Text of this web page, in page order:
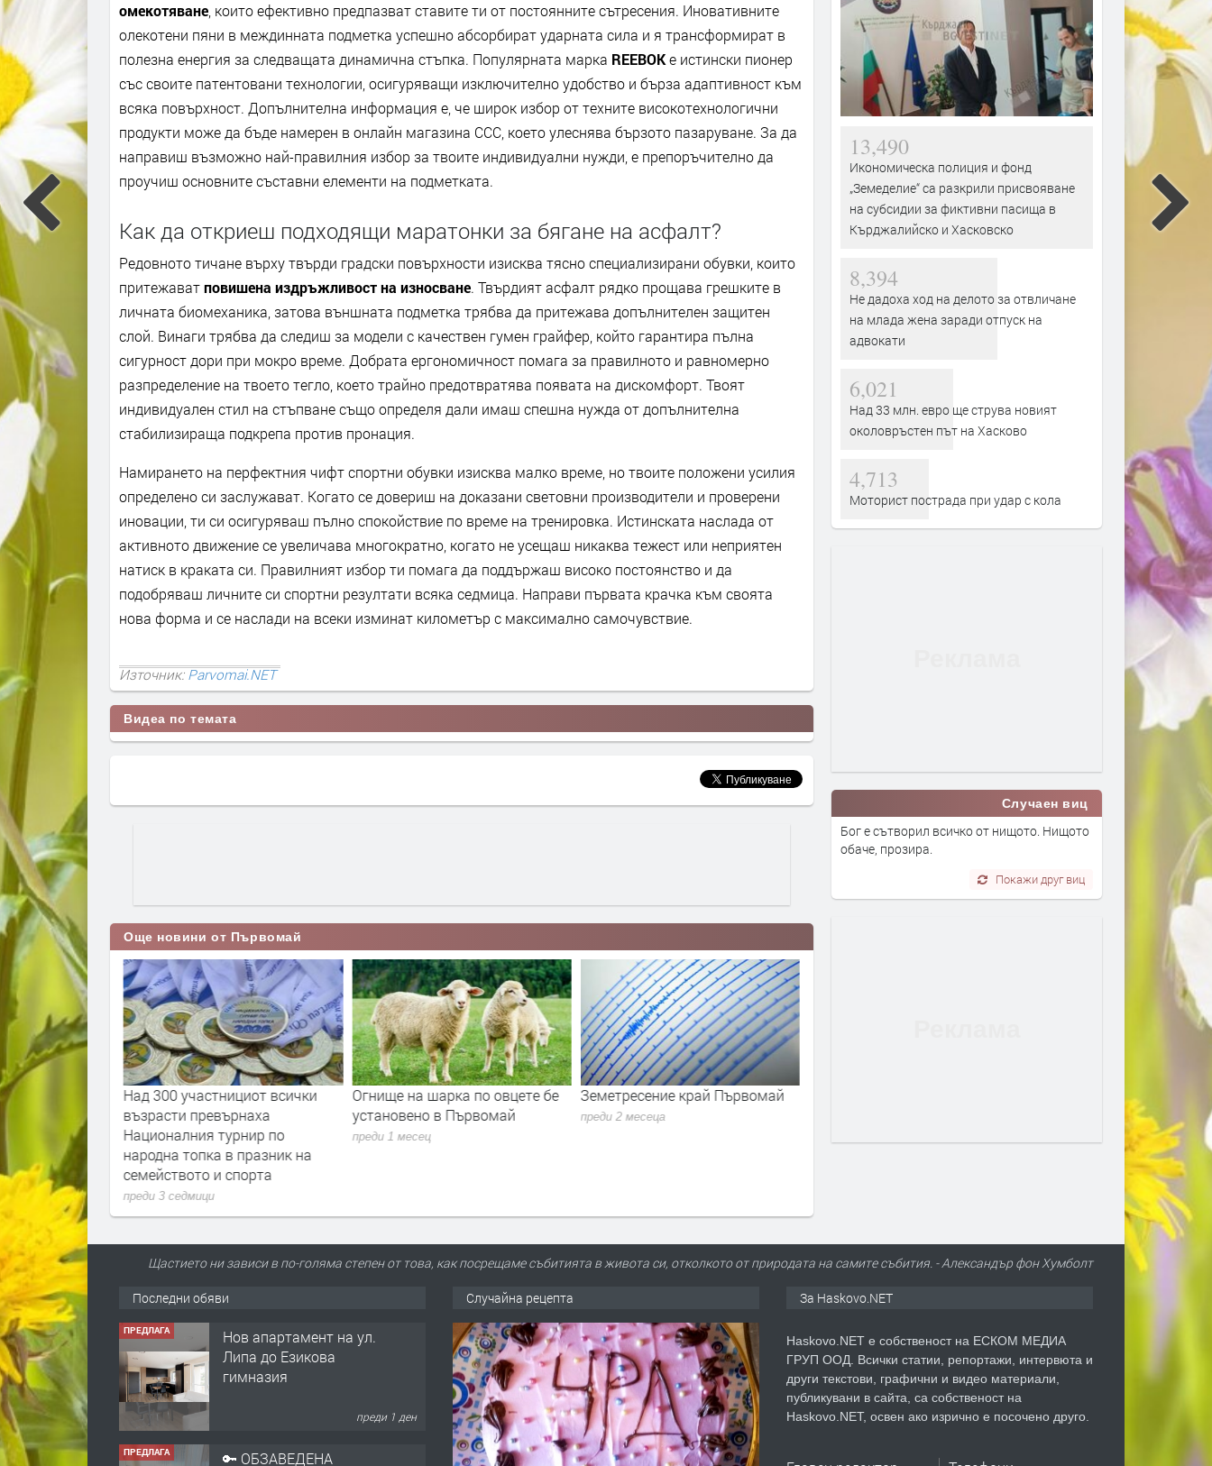
омекотяване , които ефективно предпазват ставите ти от постоянните сътресения. Иновативните
олекотени пяни в междинната подметка успешно абсорбират ударната сила и я трансформират в
полезна енергия за следващата динамична стъпка. Популярната марка REEBOKе истински пионер
със своите патентовани технологии, осигуряващи изключително удобство и бърза адаптивност към
всяка повърхност. Допълнителна информация е, че широк избор от техните високотехнологични
продукти може да бъде намерен в онлайн магазина CCC, което улеснява бързото пазаруване. За да
направиш възможно най-правилния избор за твоите индивидуални нужди, е препоръчително да
проучиш основните съставни елементи на подметката.
Как да откриеш подходящи маратонки за бягане на асфалт?
Редовното тичане върху твърди градски повърхности изисква тясно специализирани обувки, които
притежаватповишена издръжливост на износване. Твърдият асфалт рядко прощава грешките в
личната биомеханика, затова външната подметка трябва да притежава допълнителен защитен
слой. Винаги трябва да следиш за модели с качествен гумен грайфер, който гарантира пълна
сигурност дори при мокро време. Добрата ергономичност помага за правилното и равномерно
разпределение на твоето тегло, което трайно предотвратява появата на дискомфорт. Твоят
индивидуален стил на стъпване също определя дали имаш спешна нужда от допълнителна
стабилизираща подкрепа против пронация.
Намирането на перфектния чифт спортни обувки изисква малко време, но твоите положени усилия
определено си заслужават. Когато се довериш на доказани световни производители и проверени
иновации, ти си осигуряваш пълно спокойствие по време на тренировка. Истинската наслада от
активното движение се увеличава многократно, когато не усещаш никаква тежест или неприятен
натиск в краката си. Правилният избор ти помага да поддържаш високо постоянство и да
подобряваш личните си спортни резултати всяка седмица. Направи първата крачка към своята
нова форма и се наслади на всеки изминат километър с максимално самочувствие.
Източник:Parvomai.NET
Видеа по темата
Още новини от Първомай
труд и
поздрави
рождения ѝ
Над 300 участнициот всички
възрасти превърнаха
Националния турнир по
народна топка в празник на
семейството и спорта
преди 3 седмици
Огнище на шарка по овцете бе
установено в Първомай
преди 1 месец
Земетресение край Първомай
преди 2 месеца
По стъпките на Ангел
Втори поход, с.
13,490
Икономическа полиция и фонд
„Земеделие“ са разкрили присвояване
на субсидии за фиктивни пасища в
Кърджалийско и Хасковско
8,394
Не дадоха ход на делото за отвличане
на млада жена заради отпуск на
адвокати
6,021
Над 33 млн. евро ще струва новият
околовръстен път на Хасково
4,713
Моторист пострада при удар с кола
Случаен виц
Бог е сътворил всичко от нищото. Нищото
обаче, прозира.
Покажи друг виц
Щастието ни зависи в по-голяма степен от това, как посрещаме събитията в живота си, отколкото от природата на самите събития. - Александър фон Хумболт
Последни обяви
ПРЕДЛАГА
Нов апартамент на ул.
Липа до Езикова
гимназия
преди 1 ден
ПРЕДЛАГА 🔑 ОБЗАВЕДЕНА
Случайна рецепта За Haskovo.NET
Haskovo.NET е собственост на ЕСКОМ МЕДИА
ГРУП ООД. Всички статии, репортажи, интервюта и
други текстови, графични и видео материали,
публикувани в сайта, са собственост на
Haskovo.NET, освен ако изрично е посочено друго.